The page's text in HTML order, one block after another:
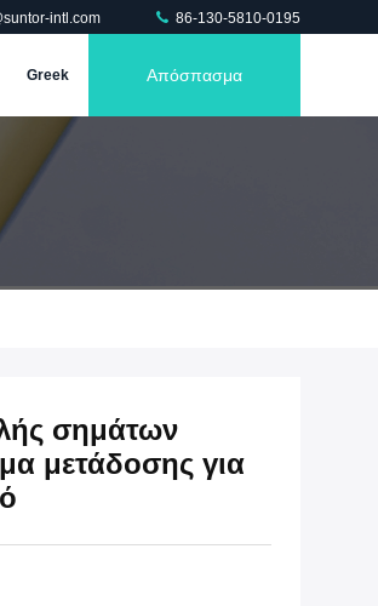
intl.com 86-130-5810-0195
Greek Απόσπασμα
σημάτων
μετάδοσης για